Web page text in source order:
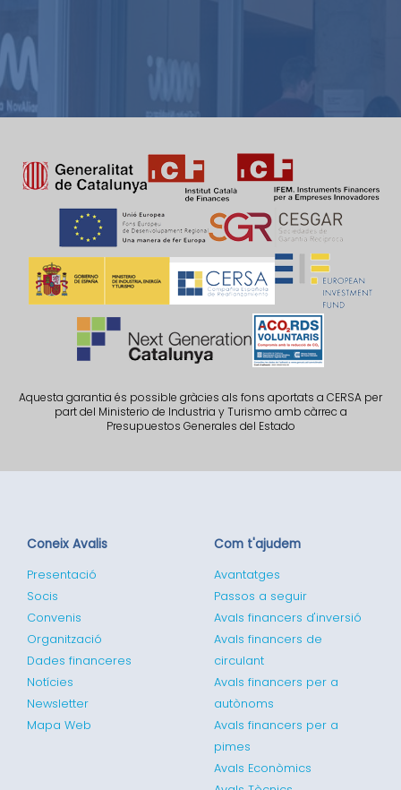
Aquesta garantia és possible gràcies als fons aportats a CERSA per
part del Ministerio de Industria y Turismo amb càrrec a
Presupuestos Generales del Estado
Coneix Avalis
Presentació
Socis
Convenis
Organització
Dades financeres
Notícies
Newsletter
Mapa Web
Com t'ajudem
Avantatges
Passos a seguir
Avals financers d'inversió
Avals financers de
circulant
Avals financers per a
autònoms
Avals financers per a
pimes
Avals Econòmics